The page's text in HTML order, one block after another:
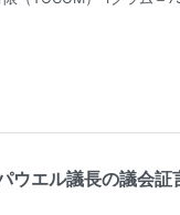
ウエル議長の議会